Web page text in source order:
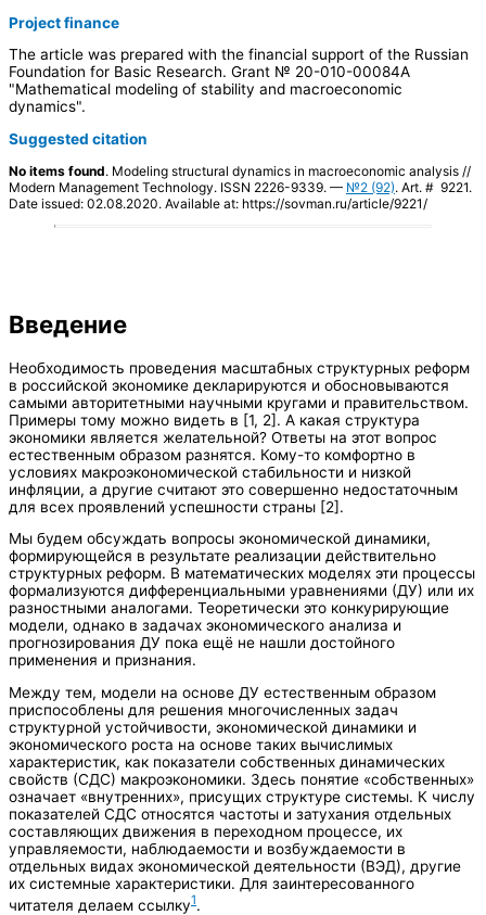
Project finance
The article was prepared with the financial support of the Russian
Foundation for Basic Research. Grant № 20-010-00084А
"Mathematical modeling of stability and macroeconomic
dynamics".
Suggested citation
No items found. Modeling structural dynamics in macroeconomic analysis //
Modern Management Technology. ISSN 2226-9339. — №2 (92). Art. # 9221.
Date issued: 02.08.2020. Available at: https://sovman.ru/article/9221/
Введение
Необходимость проведения масштабных структурных реформ
в российской экономике декларируются и обосновываются
самыми авторитетными научными кругами и правительством.
Примеры тому можно видеть в [1, 2]. А какая структура
экономики является желательной? Ответы на этот вопрос
естественным образом разнятся. Кому-то комфортно в
условиях макроэкономической стабильности и низкой
инфляции, а другие считают это совершенно недостаточным
для всех проявлений успешности страны [2].
Мы будем обсуждать вопросы экономической динамики,
формирующейся в результате реализации действительно
структурных реформ. В математических моделях эти процессы
формализуются дифференциальными уравнениями (ДУ) или их
разностными аналогами. Теоретически это конкурирующие
модели, однако в задачах экономического анализа и
прогнозирования ДУ пока ещё не нашли достойного
применения и признания.
Между тем, модели на основе ДУ естественным образом
приспособлены для решения многочисленных задач
структурной устойчивости, экономической динамики и
экономического роста на основе таких вычислимых
характеристик, как показатели собственных динамических
свойств (СДС) макроэкономики. Здесь понятие «собственных»
означает «внутренних», присущих структуре системы. К числу
показателей СДС относятся частоты и затухания отдельных
составляющих движения в переходном процессе, их
управляемости, наблюдаемости и возбуждаемости в
отдельных видах экономической деятельности (ВЭД), другие
их системные характеристики. Для заинтересованного
читателя делаем ссылку1.